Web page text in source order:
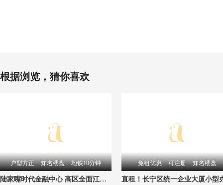
根据浏览，猜你喜欢
户型方正 知名楼盘 地铁10分钟
陆家嘴时代金融中心 高区全面江景 适合企业总部 大小面积都有
免租优惠 可注册 知名楼盘